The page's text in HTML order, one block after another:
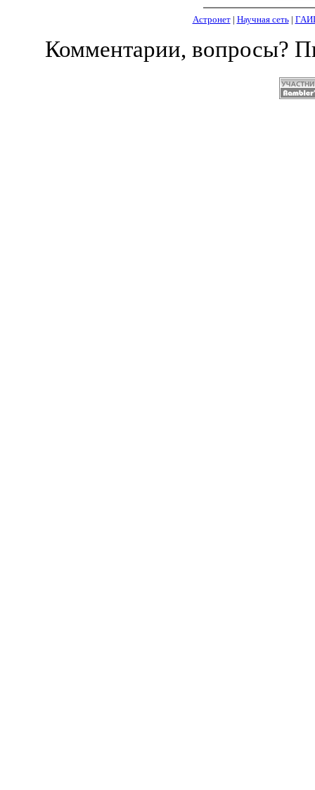
Астронет| Научная сеть|
Комментарии, вопросы?